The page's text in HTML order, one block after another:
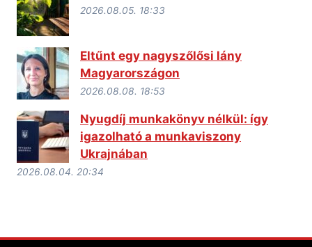
2026.08.05. 18:33
Eltűnt egy nagyszőlősi lány
Magyarországon
2026.08.08. 18:53
Nyugdíj munkakönyv nélkül: így
igazolható a munkaviszony
Ukrajnában
2026.08.04. 20:34